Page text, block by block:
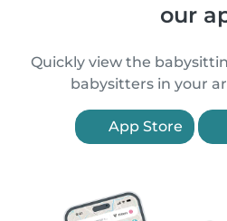
our
Quickly view the
babysitters in your
App Store